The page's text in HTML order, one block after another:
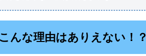
んな理由はありえない！？